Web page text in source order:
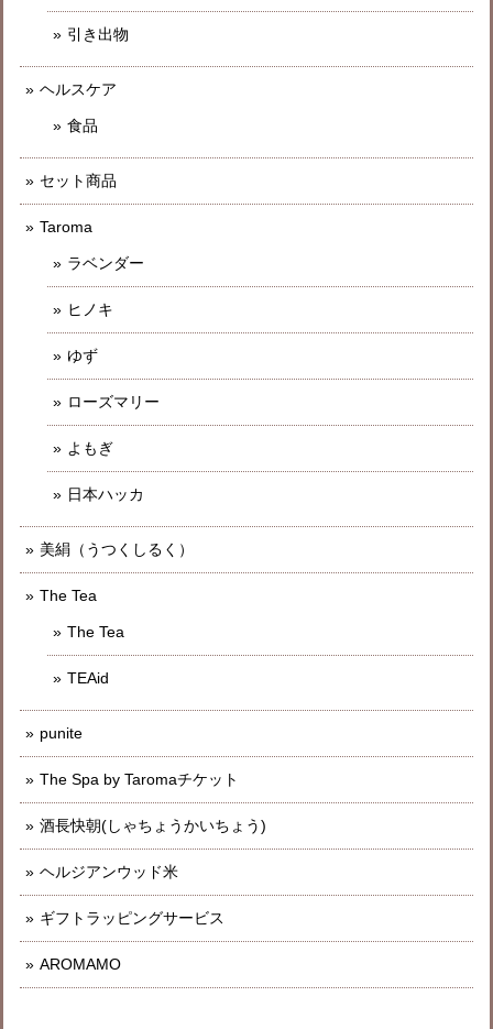
引き出物
ヘルスケア
食品
セット商品
Taroma
ラベンダー
ヒノキ
ゆず
ローズマリー
よもぎ
日本ハッカ
美絹（うつくしるく）
The Tea
The Tea
TEAid
punite
The Spa by Taromaチケット
酒長快朝(しゃちょうかいちょう)
ヘルジアンウッド米
ギフトラッピングサービス
AROMAMO